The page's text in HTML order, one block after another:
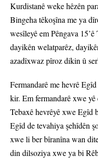
Kurdistanê weke hêzên
Bingeha têkoşîna me ya
wesîleyê em Pêngava
dayikên welatparêz,
azadîxwaz pîroz dikin û
Fermandarê me hevrê
kir. Em fermandarê xwe yê
Tebaxê hevrêyê xwe Egîd
Egîd de tevahiya şehîdên
xwe li ber bîranîna wan
din dilsoziya xwe ya bi